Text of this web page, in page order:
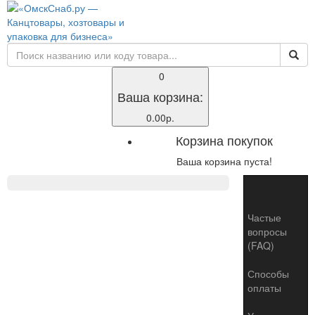
0
Ваша корзина:
0.00р.
Корзина покупок
Ваша корзина пуста!
Частые
вопросы
(FAQ)
Способы
оплаты